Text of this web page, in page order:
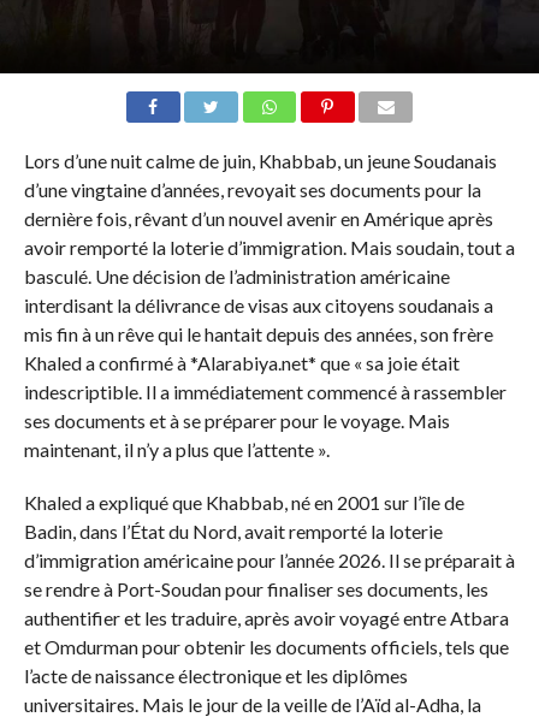
Lors d’une nuit calme de juin, Khabbab, un jeune Soudanais
d’une vingtaine d’années, revoyait ses documents pour la
dernière fois, rêvant d’un nouvel avenir en Amérique après
avoir remporté la loterie d’immigration. Mais soudain, tout a
basculé. Une décision de l’administration américaine
interdisant la délivrance de visas aux citoyens soudanais a
mis fin à un rêve qui le hantait depuis des années, son frère
Khaled a confirmé à *Alarabiya.net* que « sa joie était
indescriptible. Il a immédiatement commencé à rassembler
ses documents et à se préparer pour le voyage. Mais
maintenant, il n’y a plus que l’attente ».
Khaled a expliqué que Khabbab, né en 2001 sur l’île de
Badin, dans l’État du Nord, avait remporté la loterie
d’immigration américaine pour l’année 2026. Il se préparait à
se rendre à Port-Soudan pour finaliser ses documents, les
authentifier et les traduire, après avoir voyagé entre Atbara
et Omdurman pour obtenir les documents officiels, tels que
l’acte de naissance électronique et les diplômes
universitaires. Mais le jour de la veille de l’Aïd al-Adha, la